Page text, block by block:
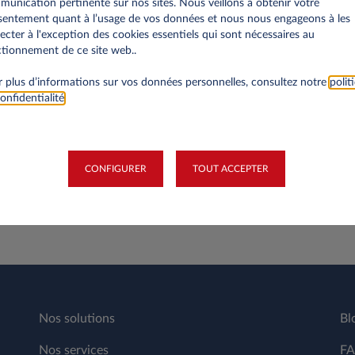
avec la location longue durée?
Nos solutions
Nos services
pertinente sur nos sites. Nous veillons à obtenir votre
quant à l’usage de vos données et nous nous engageons à les
à l'exception des cookies essentiels qui sont nécessaires au
de ce site web..
plus d’informations sur vos données personnelles, consultez notre
CONFIGURER TOUT ACCEPTER